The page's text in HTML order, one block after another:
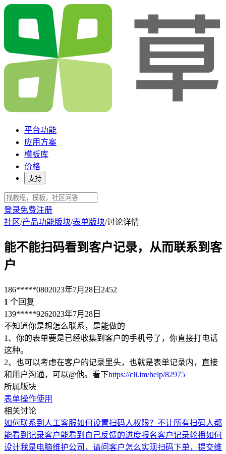
平台功能
应用方案
模板库
价格
支持
登录免费注册
社区/产品功能版块/表单版块/讨论详情
能不能扫码看到客户记录，从而联系到客
户
186*****0802023年7月28日 2452
1 个回复
139*****9262023年7月28日
不知道你是想怎么联系，是能做的
1、你的表单要是已经收集到客户的手机号了，你直接打电话
这种。
2、也可以考虑在客户的记录里头，也就是表单记录内，直接
和用户沟通，可以@他。看下https://cli.im/help/82975
所属版块
表单操作使用
相关讨论
如何联系到人工客服如何设置扫码人权限？不让所有扫码人都
能看到记录客户能看到自己反馈的进度报名客户记录轮播如何
设计我是电脑维护公司，请问客户怎么实现扫码下单，提交维